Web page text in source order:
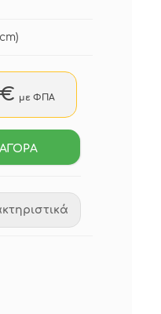
με ΦΠΑ
ΑΓΟΡΑ